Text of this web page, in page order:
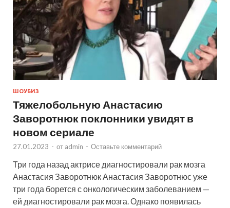
ШОУБИЗ
Тяжелобольную Анастасию
Заворотнюк поклонники увидят в
новом сериале
27.01.2023 - от admin - Оставьте комментарий
Три года назад актрисе диагностировали рак мозга
Анастасия Заворотнюк Анастасия Заворотнюс уже
три года борется с онкологическим заболеванием —
ей диагностировали рак мозга. Однако появилась